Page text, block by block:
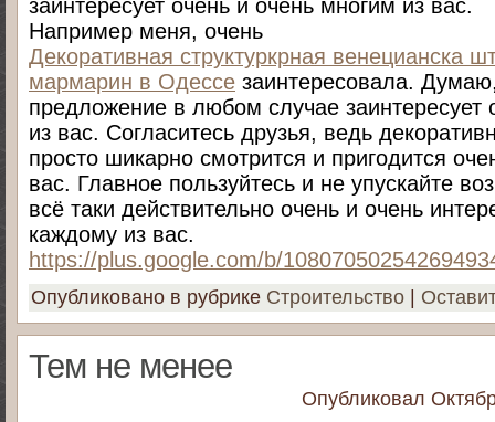
заинтересует очень и очень многим из вас.
Например меня, очень
Декоративная структуркрная венецианска
мармарин в Одессе заинтересовала.
предложение в любом случае заинтересует
из вас. Согласитесь друзья, ведь
просто шикарно смотрится и пригодится
вас. Главное пользуйтесь и не упускайте
всё таки действительно очень и очень
каждому из вас.
https://plus.google.com/b/
Опубликовано в рубрике Строительство
Тем не менее
Опубликовал